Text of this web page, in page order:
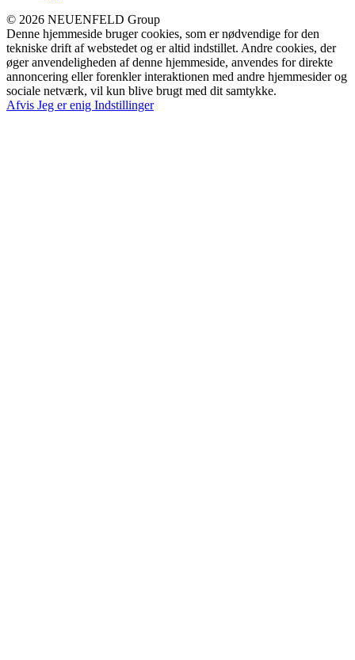
© 2026 NEUENFELD Group
Denne hjemmeside bruger cookies, som er nødvendige for den
tekniske drift af webstedet og er altid indstillet. Andre cookies, der
øger anvendeligheden af denne hjemmeside, anvendes for direkte
annoncering eller forenkler interaktionen med andre hjemmesider og
sociale netværk, vil kun blive brugt med dit samtykke.
Afvis Jeg er enig Indstillinger